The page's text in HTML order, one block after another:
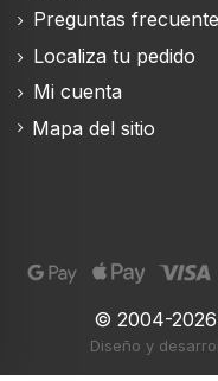
Preguntas
Localiza tu pedido
Mi cuenta
Mapa del sitio
© 2004-2026
Diseño y